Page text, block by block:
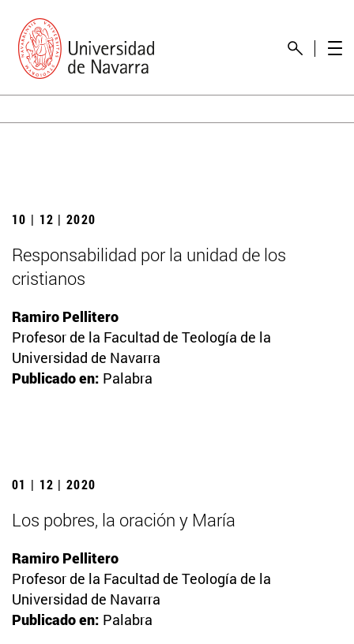
10 | 12 | 2020
Responsabilidad por la unidad de los
cristianos
Ramiro Pellitero
Profesor de la Facultad de Teología de la
Universidad de Navarra
Publicado en: Palabra
01 | 12 | 2020
Los pobres, la oración y María
Ramiro Pellitero
Profesor de la Facultad de Teología de la
Universidad de Navarra
Publicado en: Palabra